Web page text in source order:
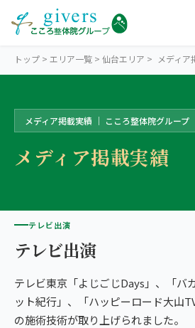
SENDAI 仙台エリアトップ
STORES 仙台4院から探す
こころ整体院 仙台黒松院
腰痛
頭痛・偏頭痛
膝痛
INFO
初めての方へ
料金
アクセス・営業時間
TRUST 信頼の根拠
お客様の声
スタッフ紹介
ABOUT US こころ整体院について
giversメソッドGIFT
トップ > エリア一覧 > 仙台エリア > メディア
メディア掲載実績 ｜ こころ整体院グループ
メディア掲載実績
テレビ出演
テレビ出演
テレビ東京「よじごじDays」、「バ
ット紀行」、「ハッピーロード大山
の施術技術が取り上げられました。